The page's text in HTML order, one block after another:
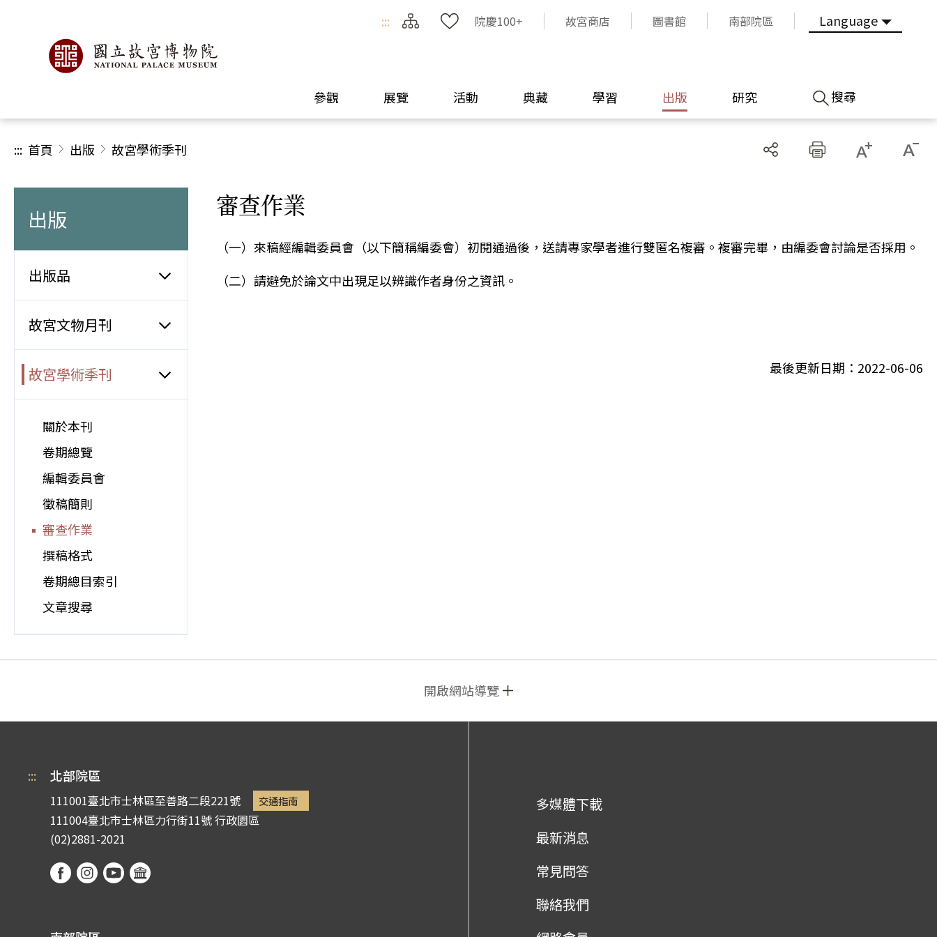
::: 院慶100+ 故宮商店 圖書館 南部院區 Language
參觀 展覽 活動 典藏 學習 出版 研究 搜尋
::: 首頁 出版 故宮學術季刊
出版
出版品
故宮文物月刊
故宮學術季刊
關於本刊
卷期總覽
編輯委員會
徵稿簡則
審查作業
撰稿格式
卷期總目索引
文章搜尋
審查作業
（一）來稿經編輯委員會（以下簡稱編委會）初閱通過後，送請專家學者進行雙匿名複審。複審完畢，由編委會討論是否採用。
（二）請避免於論文中出現足以辨識作者身份之資訊。
最後更新日期： 2022-06-06
開啟網站導覽
::: 北部院區
111001臺北市士林區至善路二段221號 交通指南
111004臺北市士林區力行街11號行政園區
(02)2881-2021
多媒體下載
最新消息
常見問答
聯絡我們